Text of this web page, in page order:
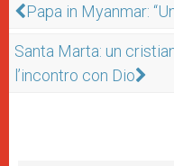
Papa in Myanmar:
Santa Marta: un
l’incontro con Dio